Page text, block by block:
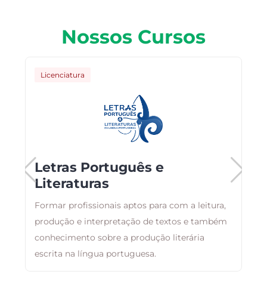
Nossos Cursos
Licenciatura
Letras Português e
Literaturas
Formar profissionais aptos para com a leitura,
produção e interpretação de textos e também
conhecimento sobre a produção literária
escrita na língua portuguesa.